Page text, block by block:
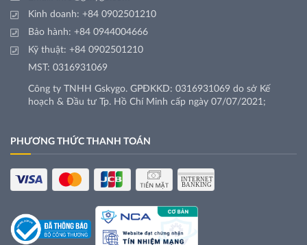
Kinh doanh: +84 0902501210
Bảo hành: +84 0944004666
Kỹ thuật: +84 0902501210
MST: 0316931069
Công ty TNHH Gskygo. GPĐKKD: 0316931069 do sở Kế
hoạch & Đầu tư Tp. Hồ Chí Minh cấp ngày 07/07/2021;
PHƯƠNG THỨC THANH TOÁN